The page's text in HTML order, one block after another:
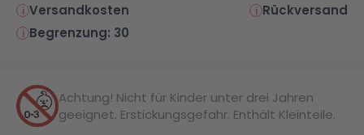
Versandkosten
Rückversand
Begrenzung: 30
Achtung! Nicht für Kinder unter drei Jahren
geeignet. Erstickungsgefahr. Enthält Kleinteile.